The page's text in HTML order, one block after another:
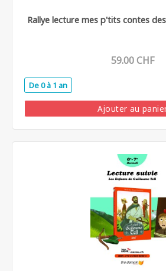
Rallye lecture mes p'tits contes
59.00 CHF
De 0 à 1 an
Ajouter au